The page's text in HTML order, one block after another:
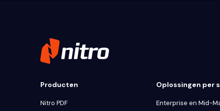
Producten
Nitro PDF
Oplossingen per
Enterprise en Mid-